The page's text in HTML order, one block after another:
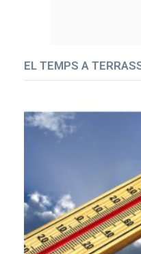
EL TEMPS A